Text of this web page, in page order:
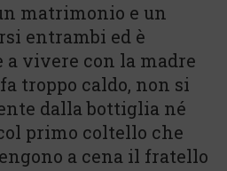
matrimonio e un
entrambi ed è
a vivere con la madre
troppo caldo, non si
dalla bottiglia né
primo coltello che
a cena il fratello